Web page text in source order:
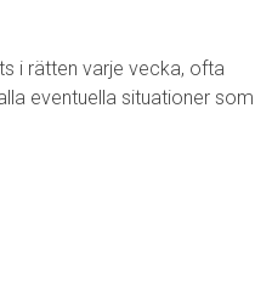
i rätten varje vecka, ofta
eventuella situationer som